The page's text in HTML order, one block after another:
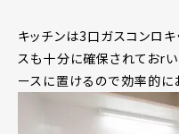
キッチンは3口ガスコンロ
スも十分に確保されておr
ースに置けるので効率的に